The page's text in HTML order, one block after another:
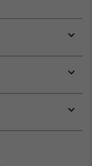
or
or
or